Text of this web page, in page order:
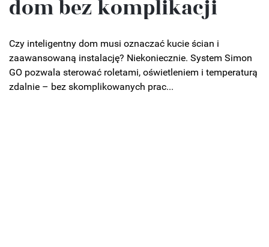
dom bez komplikacji
Czy inteligentny dom musi oznaczać kucie ścian i
zaawansowaną instalację? Niekoniecznie. System Simon
GO pozwala sterować roletami, oświetleniem i temperaturą
zdalnie – bez skomplikowanych prac...